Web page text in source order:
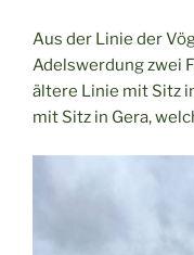
Aus der Linie der
Adelswerdung zwei
ältere Linie mit Sitz
mit Sitz in Gera,